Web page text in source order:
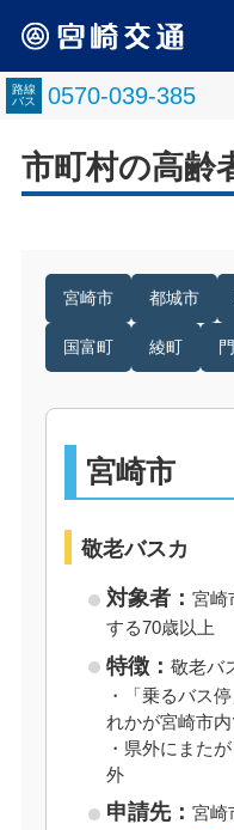
路線
バス
0570-039-385
市町村の高齢
宮崎市 都城市
国富町 綾町
宮崎市
敬老バスカ
対象者：宮崎
する70歳以上
特徴：敬老バ
・「乗るバス
れかが宮崎市
・県外にまた
外
申請先：宮崎